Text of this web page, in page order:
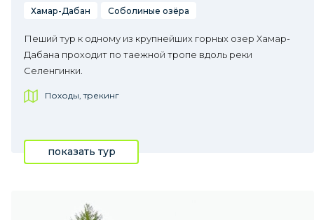
Хамар-Дабан Соболиные озёра
Пеший тур к одному из крупнейших горных озер Хамар-
Дабана проходит по таежной тропе вдоль реки
Селенгинки.
Походы, трекинг
показать тур